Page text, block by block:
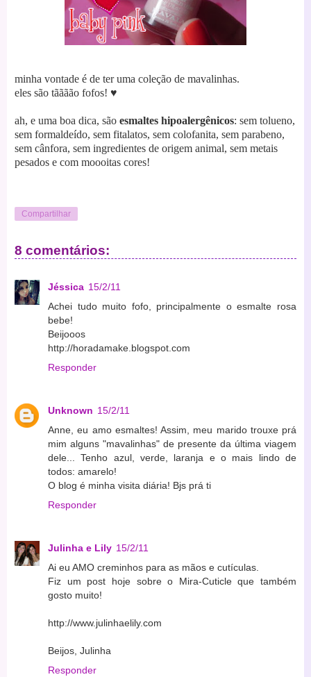
minha vontade é de ter uma coleção de mavalinhas.
eles são tãããão fofos! ♥
ah, e uma boa dica, são esmaltes hipoalergênicos: sem tolueno,
sem formaldeído, sem fitalatos, sem colofanita, sem parabeno,
sem cânfora, sem ingredientes de origem animal, sem metais
pesados e com moooitas cores!
Compartilhar
8 comentários:
Jéssica 15/2/11
Achei tudo muito fofo, principalmente o esmalte rosa
bebe!
Beijooos
http://horadamake.blogspot.com
Responder
Unknown 15/2/11
Anne, eu amo esmaltes! Assim, meu marido trouxe prá
mim alguns "mavalinhas" de presente da última viagem
dele... Tenho azul, verde, laranja e o mais lindo de
todos: amarelo!
O blog é minha visita diária! Bjs prá ti
Responder
Julinha e Lily 15/2/11
Ai eu AMO creminhos para as mãos e cutículas.
Fiz um post hoje sobre o Mira-Cuticle que também
gosto muito!
http://www.julinhaelily.com
Beijos, Julinha
Responder